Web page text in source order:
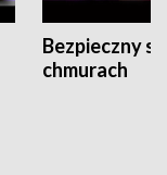
Bezpieczny
chmurach